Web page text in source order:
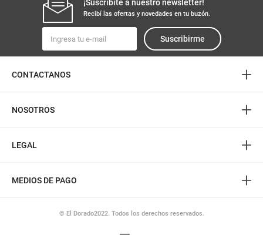
¡Suscribite a nuestro newsletter!
Recibí las ofertas y novedades en tu buzón.
Suscribirme
CONTACTANOS +
NOSOTROS +
LEGAL +
MEDIOS DE PAGO +
© El Dorado2022. Todos los derechos reservados.